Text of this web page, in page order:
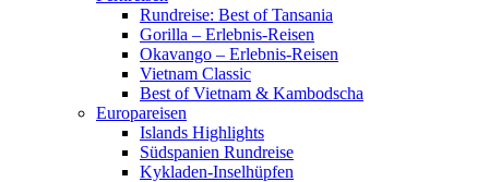
Rundreise: Best of Tansania
Gorilla – Erlebnis-Reisen
Okavango – Erlebnis-Reisen
Vietnam Classic
Best of Vietnam & Kambodscha
Europareisen
Islands Highlights
Südspanien Rundreise
Kykladen-Inselhüpfen